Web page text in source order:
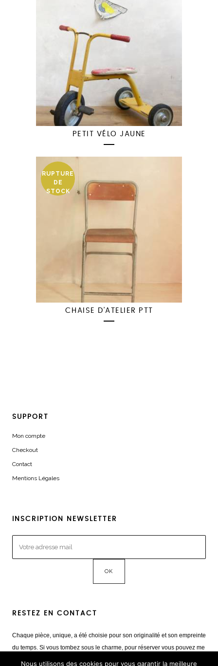
PETIT VÉLO JAUNE
RUPTURE
DE
STOCK
CHAISE D’ATELIER PTT
SUPPORT
Mon compte
Checkout
Contact
Mentions Légales
INSCRIPTION NEWSLETTER
RESTEZ EN CONTACT
Chaque pièce, unique, a été choisie pour son originalité et son empreinte
du temps. Si vous tombez sous le charme, pour réserver vous pouvez me
contacter
Nous utilisons des cookies pour vous garantir la meilleure